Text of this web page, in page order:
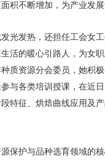
积不断增加，为产业发展
光发热，还担任工会女
活的暖心引路人，为女
质资源分会委员，她积
与各类培训授课，在近
特征、烘焙曲线应用及
保护与品种选育领域的